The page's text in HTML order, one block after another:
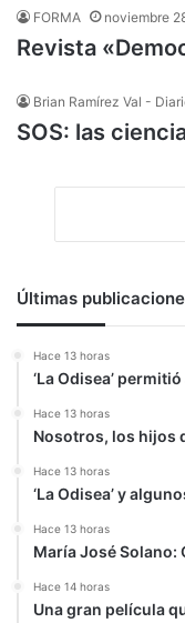
FORMA noviembre
Revista
Brian Ramírez Val -
SOS: las
Últimas
Hace 13 horas
‘La Odisea’
Hace 13 horas
Nosotros, los hijos
Hace 13 horas
‘La Odisea’ y
Hace 13 horas
María José Solano:
Hace 14 horas
Una gran película